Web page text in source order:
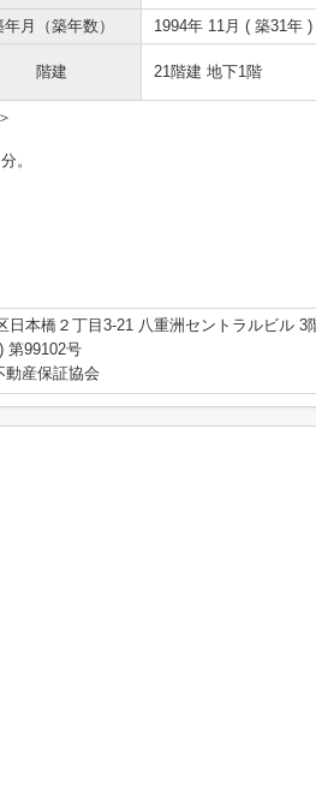
年月（築年数） 1994年 11月 ( 築31年 )
階建 21階建 地下1階
。
日本橋２丁目3-21 八重洲セントラルビル 3
第99102号
産保証協会